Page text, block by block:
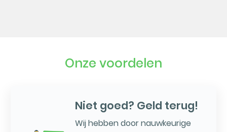
Onze voordelen
Niet goed? Geld terug!
Wij hebben door nauwkeurige